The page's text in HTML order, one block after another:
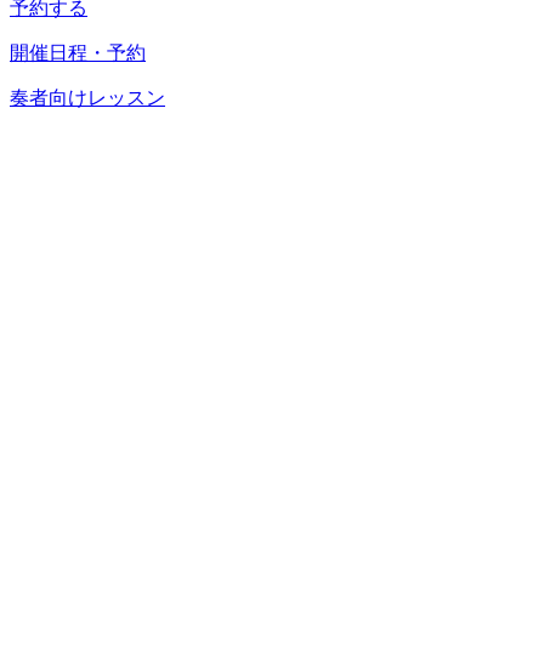
予約する
開催日程・予約
奏者向けレッスン